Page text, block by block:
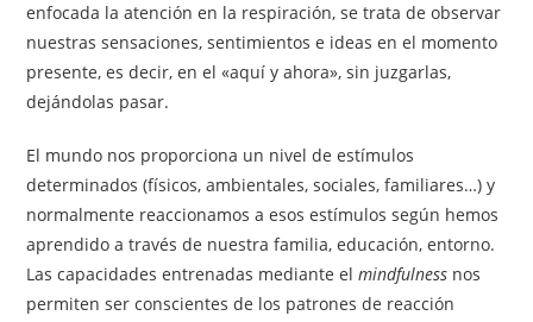
enfocada la atención en la respiración, se trata de observar
nuestras sensaciones, sentimientos e ideas en el momento
presente, es decir, en el «aquí y ahora», sin juzgarlas,
dejándolas pasar.
El mundo nos proporciona un nivel de estímulos
determinados (físicos, ambientales, sociales, familiares…) y
normalmente reaccionamos a esos estímulos según hemos
aprendido a través de nuestra familia, educación, entorno.
Las capacidades entrenadas mediante elmindfulness nos
permiten ser conscientes de los patrones de reacción